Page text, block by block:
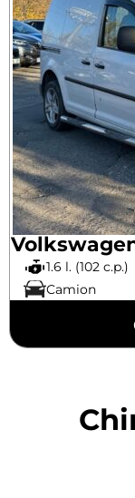
1.6 l. (102 c.p.)
Camion